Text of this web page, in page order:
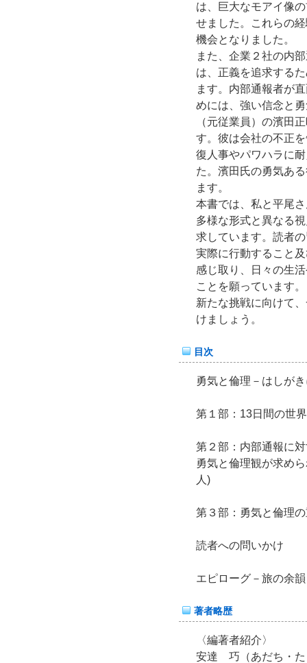
は、巨大なモアイ像
せました。これらの
機会となりました。
また、企業２社の内
は、正義を追求する
ます。内部通報者が
めには、強い信念と
（元従業員）の濱田
す。彼は会社の不正
復人事やパワハラに
た。濱田氏の勇気あ
ます。
本書では、私と平尾
多様な形式と異なる
求しています。読者
実際に行動すること
感じ取り、日々の生
ことを願っています。
新たな挑戦に向けて
けましょう。
目次
勇気と倫理－はしが
第１部：13日間の世
第２部：内部通報に
勇気と倫理観が求め
人)
第３部：勇気と倫理
読者への問いかけ
エピローグ－旅の余
著者略歴
〈編著者紹介〉
安達 巧（あだち・た